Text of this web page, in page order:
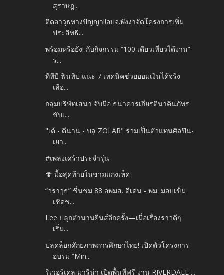
สุราษฎ...
ติดอาวุธทางปัญญา!!อบจ.พังงาจัดโครงการเพิ่ม
ประสิทธิ...
พร้อมหรือยัง! กับกิจกรรม “100 เดียวเที่ยวได้งาน”
ร...
ทีทีบี ฟินทิป แนะ 7 เทคนิคช่วยออมเงินได้จริง
เลือ...
กลุ่มบริษัทเสนา จับมือ ธนาคารเกียรตินาคินภัทร
ขับเ...
"เต้ - ดีนาน - บลู ZOLAR" ร่วมเป็นตัวแทนศิลปิน-
เยา...
#เพลงเศร้าประจำรุ่น
🍄 มื้อสุดท้ายในชามแกงเห็ด
“วราวุธ” ชื่นชม 88 อพมส. ดีเด่น - พม. มอบเข็ม
เชิดช...
Lee ปลุกตำนานยีนส์อีกครั้ง—เมื่อเรื่องราวดีๆ
เริ่ม...
ปลดล็อกศักยภาพการศึกษาไทย! เปิดตัวโครงการ
อบรม “Min...
ริเวอร์เดล มารีน่า เปิดพื้นที่ฟรี งาน RIVERDALE ...